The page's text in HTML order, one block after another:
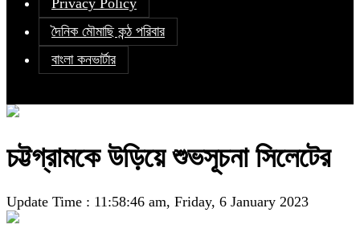
Privacy Policy
দৈনিক মৌমাছি কন্ঠ পরিবার
বাংলা কনভার্টার
চট্টগ্রামকে উড়িয়ে শুভসূচনা সিলেটের
Update Time : 11:58:46 am, Friday, 6 January 2023